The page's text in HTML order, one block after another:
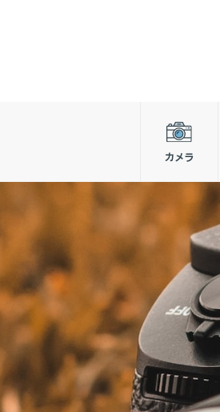
カメラ